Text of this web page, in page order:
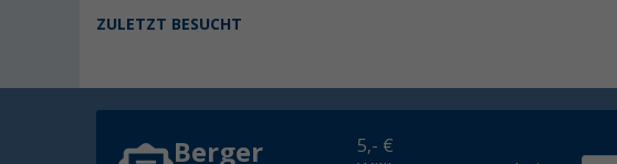
ZULETZT BESUCHT
Berger
5,- €